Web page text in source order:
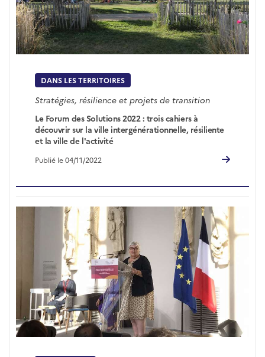
DANS LES TERRITOIRES
Stratégies, résilience et projets de transition
Le Forum des Solutions 2022 : trois cahiers à
découvrir sur la ville intergénérationnelle, résiliente
et la ville de l'activité
Publié le 04/11/2022